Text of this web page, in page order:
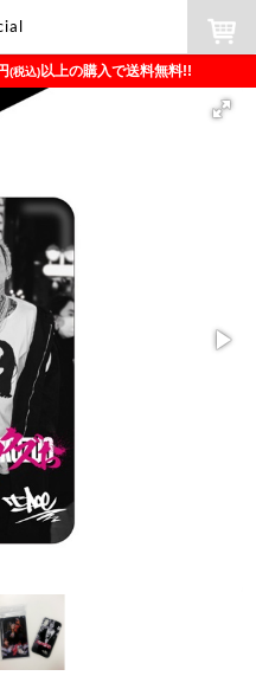
(税込)以上の購入で送料無料!!